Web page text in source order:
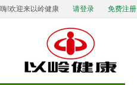
嗨!欢迎来以岭健康 请登录 免费注册